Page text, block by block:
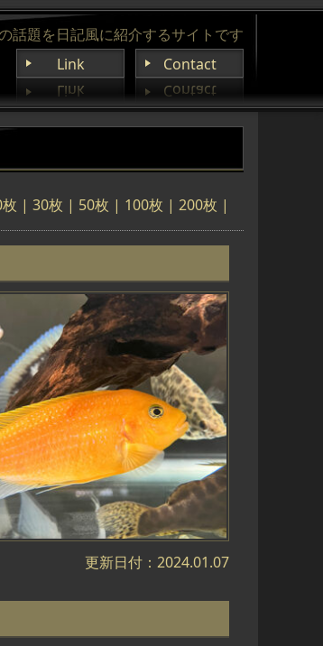
話題を日記風に紹介するサイトです
Link
Contact
| 30枚 | 50枚 | 100枚 | 200枚 |
更新日付：2024.01.07